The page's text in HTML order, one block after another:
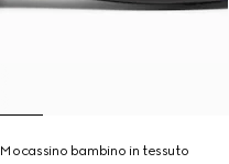
Mocassino bambino in tessuto